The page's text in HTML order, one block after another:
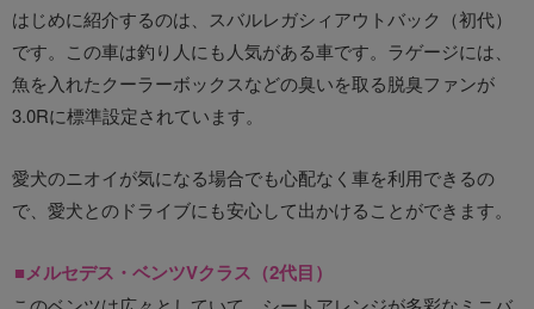
はじめに紹介するのは、スバルレガシィアウトバック（初代）
です。この車は釣り人にも人気がある車です。ラゲージには、
魚を入れたクーラーボックスなどの臭いを取る脱臭ファンが
3.0Rに標準設定されています。
愛犬のニオイが気になる場合でも心配なく車を利用できるの
で、愛犬とのドライブにも安心して出かけることができます。
■メルセデス・ベンツVクラス（2代目）